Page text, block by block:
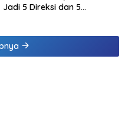
Jadi 5 Direksi dan 5